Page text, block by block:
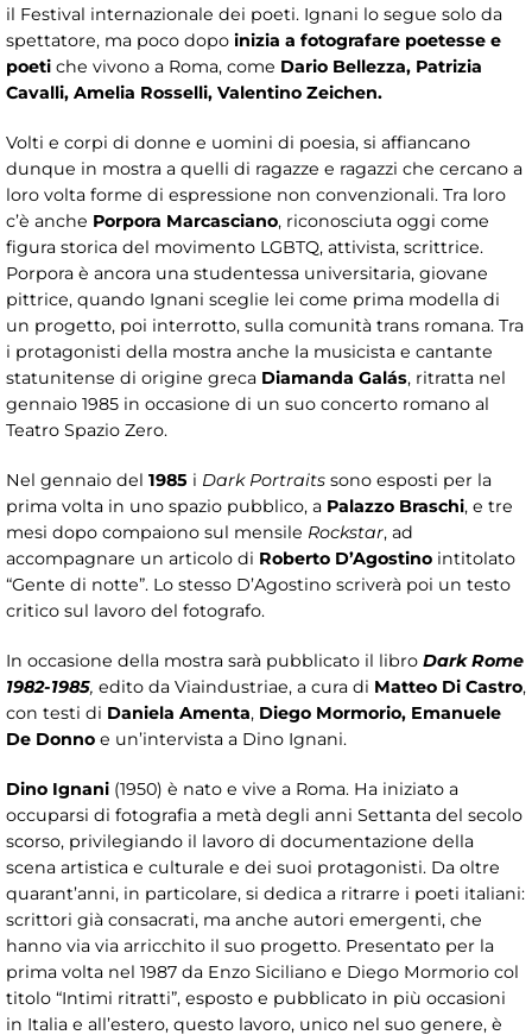
il Festival internazionale dei poeti. Ignani lo segue solo da
spettatore, ma poco dopo inizia a fotografare poetesse e
poeti che vivono a Roma, come Dario Bellezza, Patrizia
Cavalli, Amelia Rosselli, Valentino Zeichen.
Volti e corpi di donne e uomini di poesia, si affiancano
dunque in mostra a quelli di ragazze e ragazzi che cercano a
loro volta forme di espressione non convenzionali. Tra loro
c’è anche Porpora Marcasciano, riconosciuta oggi come
figura storica del movimento LGBTQ, attivista, scrittrice.
Porpora è ancora una studentessa universitaria, giovane
pittrice, quando Ignani sceglie lei come prima modella di
un progetto, poi interrotto, sulla comunità trans romana. Tra
i protagonisti della mostra anche la musicista e cantante
statunitense di origine greca Diamanda Galás, ritratta nel
gennaio 1985 in occasione di un suo concerto romano al
Teatro Spazio Zero.
Nel gennaio del 1985 i Dark Portraits sono esposti per la
prima volta in uno spazio pubblico, a Palazzo Braschi, e tre
mesi dopo compaiono sul mensile Rockstar, ad
accompagnare un articolo di Roberto D’Agostino intitolato
“Gente di notte”. Lo stesso D’Agostino scriverà poi un testo
critico sul lavoro del fotografo.
In occasione della mostra sarà pubblicato il libro Dark Rome
1982-1985, edito da Viaindustriae, a cura di Matteo Di Castro,
con testi di Daniela Amenta, Diego Mormorio, Emanuele
De Donno e un’intervista a Dino Ignani.
Dino Ignani (1950) è nato e vive a Roma. Ha iniziato a
occuparsi di fotografia a metà degli anni Settanta del secolo
scorso, privilegiando il lavoro di documentazione della
scena artistica e culturale e dei suoi protagonisti. Da oltre
quarant’anni, in particolare, si dedica a ritrarre i poeti italiani:
scrittori già consacrati, ma anche autori emergenti, che
hanno via via arricchito il suo progetto. Presentato per la
prima volta nel 1987 da Enzo Siciliano e Diego Mormorio col
titolo “Intimi ritratti”, esposto e pubblicato in più occasioni
in Italia e all’estero, questo lavoro, unico nel suo genere, è